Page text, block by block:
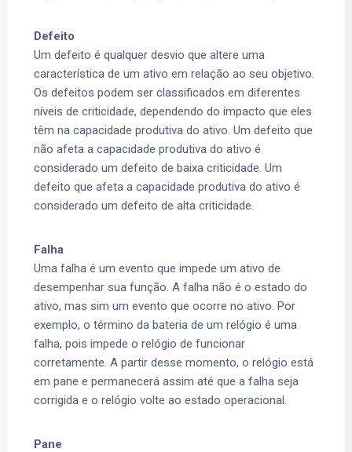
Defeito
Um defeito é qualquer desvio que altere uma
característica de um ativo em relação ao seu objetivo.
Os defeitos podem ser classificados em diferentes
níveis de criticidade, dependendo do impacto que eles
têm na capacidade produtiva do ativo. Um defeito que
não afeta a capacidade produtiva do ativo é
considerado um defeito de baixa criticidade. Um
defeito que afeta a capacidade produtiva do ativo é
considerado um defeito de alta criticidade.
Falha
Uma falha é um evento que impede um ativo de
desempenhar sua função. A falha não é o estado do
ativo, mas sim um evento que ocorre no ativo. Por
exemplo, o término da bateria de um relógio é uma
falha, pois impede o relógio de funcionar
corretamente. A partir desse momento, o relógio está
em pane e permanecerá assim até que a falha seja
corrigida e o relógio volte ao estado operacional.
Pane